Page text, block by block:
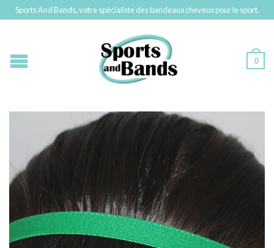
Sports And Bands, votre spécialiste des bandeaux cheveux pour le sport.
0